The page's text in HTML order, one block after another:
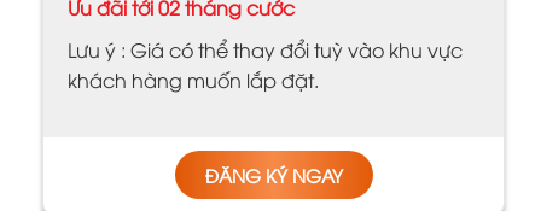
Ưu đãi tới 02 tháng cước
Lưu ý : Giá có thể thay đổi tuỳ vào khu vực
khách hàng muốn lắp đặt.
ĐĂNG KÝ NGAY